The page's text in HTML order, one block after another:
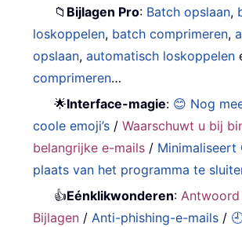
📁 Bijlagen Pro: Batch opslaan,
loskoppelen, batch comprimeren,
opslaan,automatisch loskoppelen
comprimeren…
🌟Interface-magie: 😊 Nog
coole emoji’s /Waarschuwt u bij
belangrijke e-mails / Minimaliseert
plaats van het programma te
👍Eénklikwonderen:
Bijlagen / Anti-phishing-e-mails /